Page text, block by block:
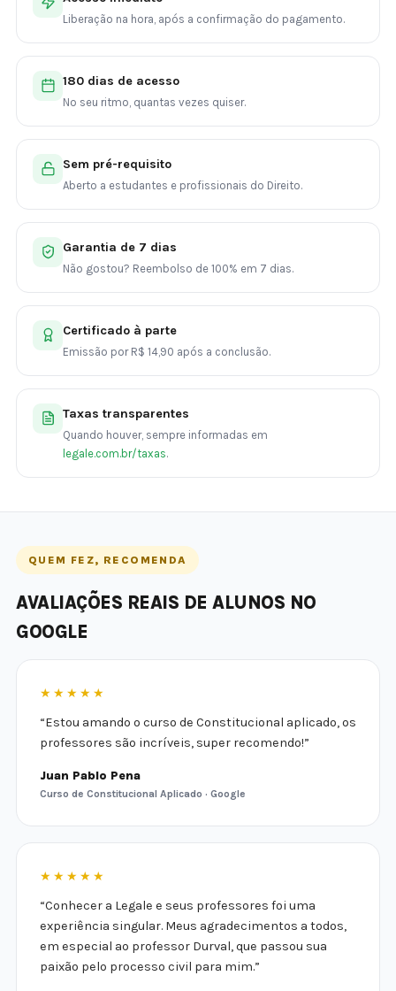
Liberação na hora, após a confirmação do pagamento.
180 dias de acesso
No seu ritmo, quantas vezes quiser.
Sem pré-requisito
Aberto a estudantes e profissionais do Direito.
Garantia de 7 dias
Não gostou? Reembolso de 100% em 7 dias.
Certificado à parte
Emissão por R$ 14,90 após a conclusão.
Taxas transparentes
Quando houver, sempre informadas em
legale.com.br/taxas.
QUEM FEZ, RECOMENDA
AVALIAÇÕES REAIS DE ALUNOS NO
GOOGLE
★★★★★
“Estou amando o curso de Constitucional aplicado, os
professores são incríveis, super recomendo!”
Juan Pablo Pena
Curso de Constitucional Aplicado · Google
★★★★★
“Conhecer a Legale e seus professores foi uma
experiência singular. Meus agradecimentos a todos,
em especial ao professor Durval, que passou sua
paixão pelo processo civil para mim.”